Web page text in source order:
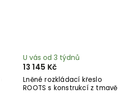
Lněné rozkládací křeslo
ROOTS s konstrukcí z tmavě
U vás od 3 týdnů
13 145 Kč